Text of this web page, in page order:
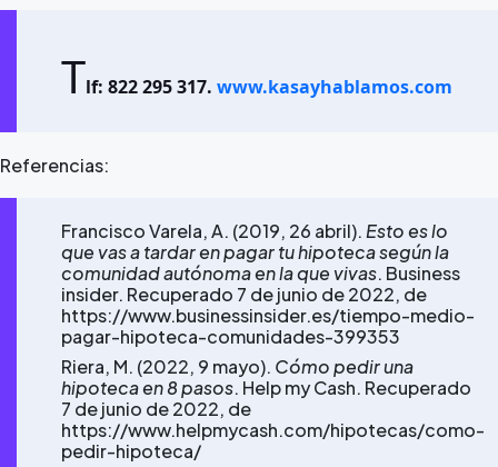
Tlf: 822 295 317. www.kasayhablamos.com
Referencias:
Francisco Varela, A. (2019, 26 abril).Esto es lo
que vas a tardar en pagar tu hipoteca según la
comunidad autónoma en la que vivas. Business
insider. Recuperado 7 de junio de 2022, de
https://www.businessinsider.es/tiempo-medio-
pagar-hipoteca-comunidades-399353
Riera, M. (2022, 9 mayo). Cómo pedir una
hipoteca en 8 pasos. Help my Cash. Recuperado
7 de junio de 2022, de
https://www.helpmycash.com/hipotecas/como-
pedir-hipoteca/